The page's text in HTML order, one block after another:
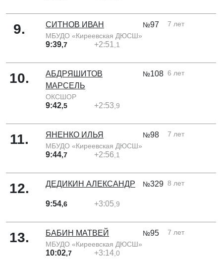
9. СИТНОВ ИВАН №97
7 лет
МБУДО «Киреевская ДЮСШ»
9:39,7 +2:51 ,1
10.
АБДРЯШИТОВ
МАРСЕЛЬ
№108 6 лет
ОКСШОР
9:42,5 +2:53 ,9
11. ЯНЕНКО ИЛЬЯ №98
7 лет
МБУДО «Киреевская ДЮСШ»
9:44,7 +2:56 ,1
12. ДЕДИКИН АЛЕКСАНДР №329 8 лет
9:54,6 +3:05 ,9
13. БАБИН МАТВЕЙ №95
7 лет
МБУДО «Киреевская ДЮСШ»
10:02,7 +3:14 ,0